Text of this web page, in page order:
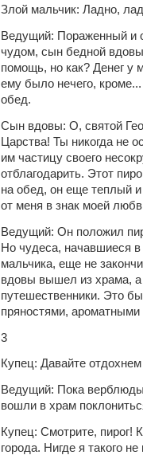
Злой мальчик: Ладно,
Ведущий: Пораженный и
чудом, сын бедной вдовы
помощь, но как? Денег у
ему было нечего,
обед.
Сын вдовы: О, святой
Царства! Ты никогда не
им частицу своего
отблагодарить. Этот
на обед, он еще теплый
от меня в знак моей
Ведущий: Он положил
Но чудеса, начавшиеся в
мальчика, еще не
вдовы вышел из храма,
путешественники. Это
пряностями,
3
Купец: Давайте отдохнем
Ведущий: Пока
вошли в храм
Купец: Смотрите, пирог!
города. Нигде я такого